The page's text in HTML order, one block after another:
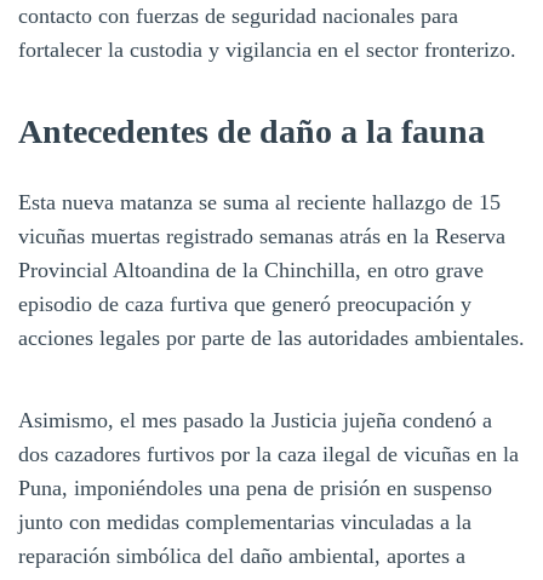
contacto con fuerzas de seguridad nacionales para
fortalecer la custodia y vigilancia en el sector fronterizo.
Antecedentes de daño a la fauna
Esta nueva matanza se suma al reciente hallazgo de 15
vicuñas muertas registrado semanas atrás en la Reserva
Provincial Altoandina de la Chinchilla, en otro grave
episodio de caza furtiva que generó preocupación y
acciones legales por parte de las autoridades ambientales.
Asimismo, el mes pasado la Justicia jujeña condenó a
dos cazadores furtivos por la caza ilegal de vicuñas en la
Puna, imponiéndoles una pena de prisión en suspenso
junto con medidas complementarias vinculadas a la
reparación simbólica del daño ambiental, aportes a